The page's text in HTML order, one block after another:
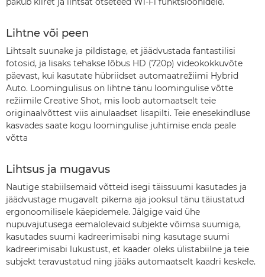
Lihtne või peen
Lihtsalt suunake ja pildistage, et jäädvustada fantastilisi
fotosid, ja lisaks tehakse lõbus HD (720p) videokokkuvõte
päevast, kui kasutate hübriidset automaatrežiimi Hybrid
Auto. Loomingulisus on lihtne tänu loomingulise võtte
režiimile Creative Shot, mis loob automaatselt teie
originaalvõttest viis ainulaadset lisapilti. Teie enesekindluse
kasvades saate kogu loomingulise juhtimise enda peale
võtta
Lihtsus ja mugavus
Nautige stabiilsemaid võtteid isegi täissuumi kasutades ja
jäädvustage mugavalt pikema aja jooksul tänu täiustatud
ergonoomilisele käepidemele. Jälgige vaid ühe
nupuvajutusega eemalolevaid subjekte võimsa suumiga,
kasutades suumi kadreerimisabi ning kasutage suumi
kadreerimisabi lukustust, et kaader oleks ülistabiilne ja teie
subjekt teravustatud ning jääks automaatselt kaadri keskele.